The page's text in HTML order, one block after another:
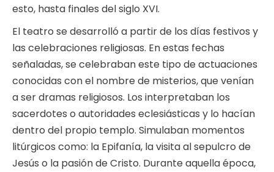
esto, hasta finales del siglo XVI.
El teatro se desarrolló a partir de los días festivos y
las celebraciones religiosas. En estas fechas
señaladas, se celebraban este tipo de actuaciones
conocidas con el nombre de misterios, que venían
a ser dramas religiosos. Los interpretaban los
sacerdotes o autoridades eclesiásticas y lo hacían
dentro del propio templo. Simulaban momentos
litúrgicos como: la Epifanía, la visita al sepulcro de
Jesús o la pasión de Cristo. Durante aquella época,